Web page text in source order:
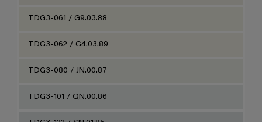
TDG3-061 / G9.03.88
TDG3-062 / G4.03.89
TDG3-080 / JN.00.87
TDG3-101 / QN.00.86